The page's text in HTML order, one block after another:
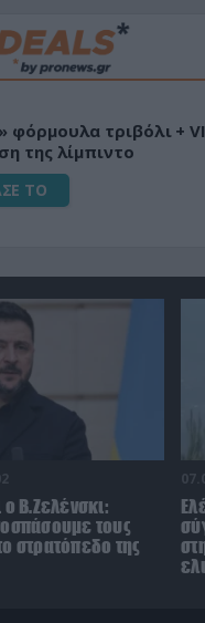
φόρμουλα τριβόλι +
της λίμπιντο
ΤΟ
Β.Ζελένσκι:
τους
στρατόπεδο της